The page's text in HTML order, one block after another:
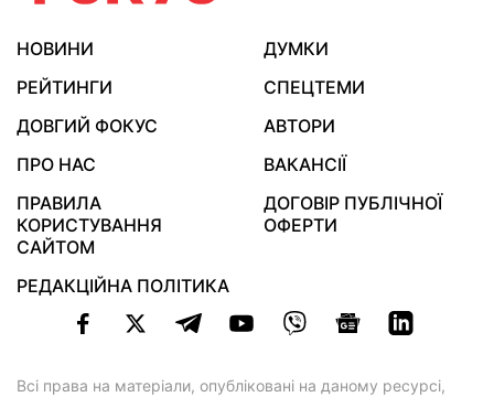
НОВИНИ
ДУМКИ
РЕЙТИНГИ
СПЕЦТЕМИ
ДОВГИЙ ФОКУС
АВТОРИ
ПРО НАС
ВАКАНСІЇ
ПРАВИЛА
КОРИСТУВАННЯ
САЙТОМ
ДОГОВІР ПУБЛІЧНОЇ
ОФЕРТИ
РЕДАКЦІЙНА ПОЛІТИКА
Всі права на матеріали, опубліковані на даному ресурсі,